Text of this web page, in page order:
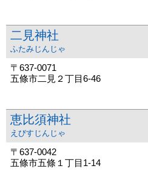
二見神社
ふたみじんじゃ
〒637-0071
五條市二見２丁目6-46
恵比須神社
えびすじんじゃ
〒637-0042
五條市五條１丁目1-14